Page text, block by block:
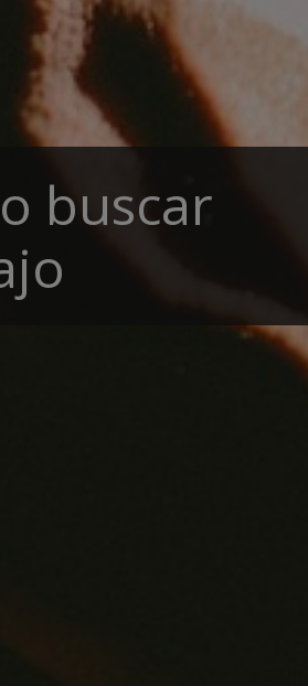
buscar